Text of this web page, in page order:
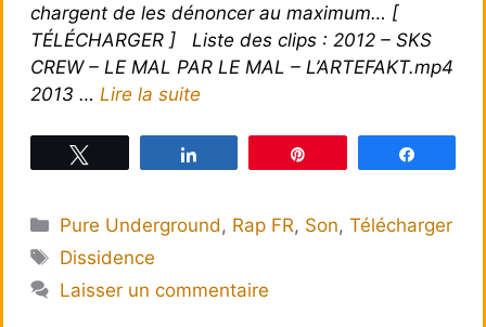
chargent de les dénoncer au maximum… [
TÉLÉCHARGER ] Liste des clips : 2012 – SKS
CREW – LE MAL PAR LE MAL – L’ARTEFAKT.mp4
2013 … Lire la suite
Catégories
Pure Underground, Rap FR, Son,Télécharger
Étiquettes
Dissidence
Laisser un commentaire